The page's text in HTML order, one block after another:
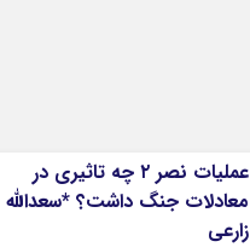
قزوین
قم
عملیات نصر ۲ چه تاثیری در
معادلات جنگ داشت؟ *سعدالله
زارعی